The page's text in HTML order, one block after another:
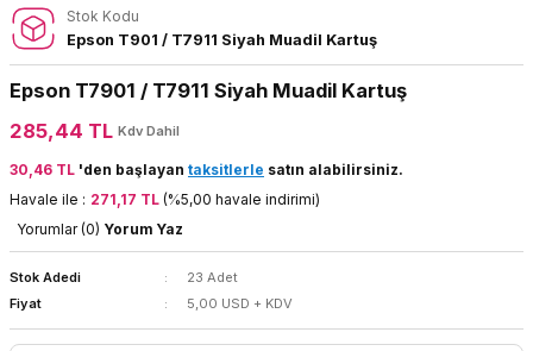
Stok Kodu
Epson T901 / T7911 Siyah Muadil Kartuş
Epson T7901 / T7911 Siyah Muadil Kartuş
285,44 TL Kdv Dahil
30,46 TL 'den başlayan taksitlerle satın alabilirsiniz.
Havale ile : 271,17 TL (%5,00 havale indirimi)
Yorumlar (0) Yorum Yaz
Stok Adedi
23 Adet
Fiyat
5,00 USD + KDV